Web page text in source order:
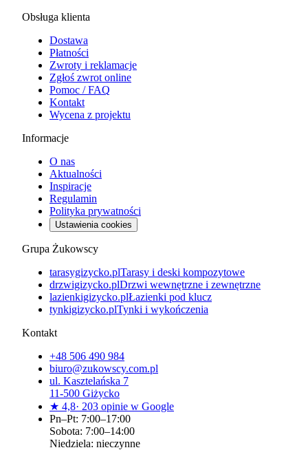
Obsługa klienta
Dostawa
Płatności
Zwroty i reklamacje
Zgłoś zwrot online
Pomoc / FAQ
Kontakt
Wycena z projektu
Informacje
O nas
Aktualności
Inspiracje
Regulamin
Polityka prywatności
Ustawienia cookies
Grupa Żukowscy
tarasygizycko.plTarasy i deski kompozytowe
drzwigizycko.plDrzwi wewnętrzne i zewnętrzne
lazienkigizycko.plŁazienki pod klucz
tynkigizycko.plTynki i wykończenia
Kontakt
+48 506 490 984
biuro@zukowscy.com.pl
ul. Kasztelańska 7
11-500 Giżycko
★ 4,8· 203 opinie w Google
Pn–Pt: 7:00–17:00
Sobota: 7:00–14:00
Niedziela: nieczynne